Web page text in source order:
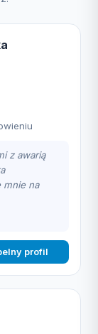
z awarią
mnie na
profil